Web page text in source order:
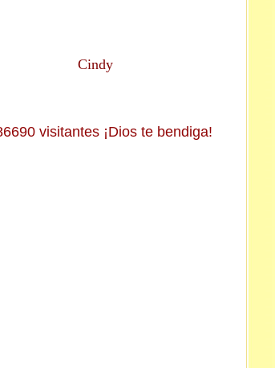
Cindy
visitantes ¡Dios te bendiga!